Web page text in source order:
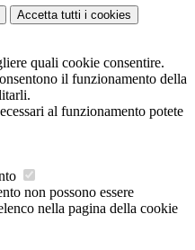
Accetta tutti i cookies
quali cookie consentire.
il funzionamento della
al funzionamento potete
non possono essere
nella pagina della cookie